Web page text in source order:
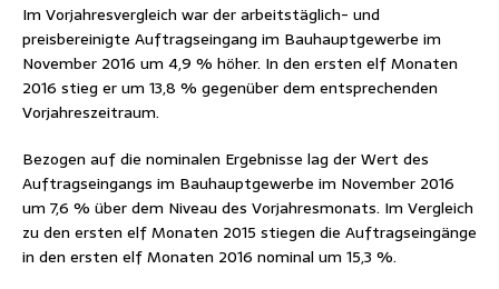
Im Vorjahresvergleich war der arbeitstäglich- und
preisbereinigte Auftragseingang im Bauhauptgewerbe im
November 2016 um 4,9 % höher. In den ersten elf Monaten
2016 stieg er um 13,8 % gegenüber dem entsprechenden
Vorjahreszeitraum.
Bezogen auf die nominalen Ergebnisse lag der Wert des
Auftragseingangs im Bauhauptgewerbe im November 2016
um 7,6 % über dem Niveau des Vorjahresmonats. Im Vergleich
zu den ersten elf Monaten 2015 stiegen die Auftragseingänge
in den ersten elf Monaten 2016 nominal um 15,3 %.